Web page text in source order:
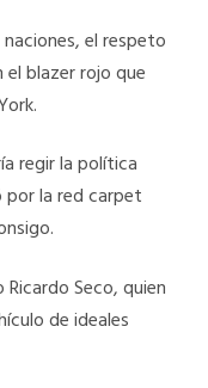
el respeto
el blazer rojo que
regir la política
la red carpet
Seco, quien
de ideales